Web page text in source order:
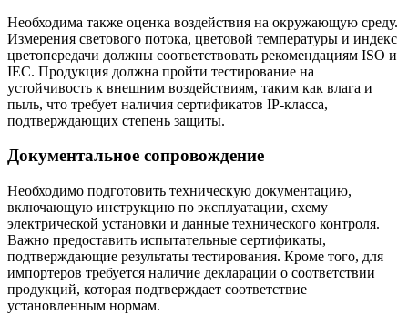
Необходима также оценка воздействия на окружающую среду.
Измерения светового потока, цветовой температуры и индекс
цветопередачи должны соответствовать рекомендациям ISO и
IEC. Продукция должна пройти тестирование на
устойчивость к внешним воздействиям, таким как влага и
пыль, что требует наличия сертификатов IP-класса,
подтверждающих степень защиты.
Документальное сопровождение
Необходимо подготовить техническую документацию,
включающую инструкцию по эксплуатации, схему
электрической установки и данные технического контроля.
Важно предоставить испытательные сертификаты,
подтверждающие результаты тестирования. Кроме того, для
импортеров требуется наличие декларации о соответствии
продукций, которая подтверждает соответствие
установленным нормам.